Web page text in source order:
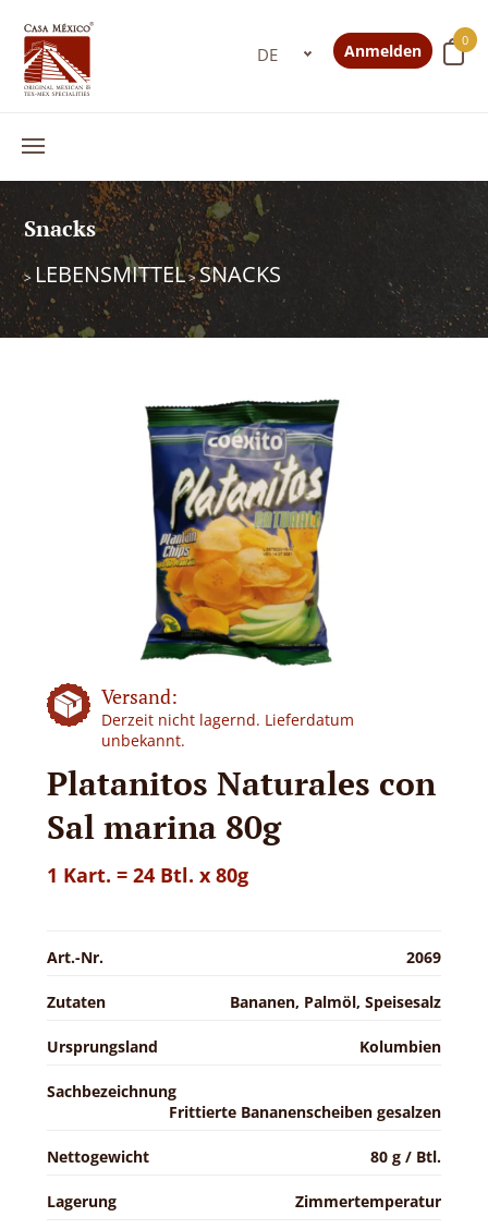
0
Anmelden
Snacks
> LEBENSMITTEL>SNACKS
Versand:
Derzeit nicht lagernd. Lieferdatum
unbekannt.
Platanitos Naturales con
Sal marina 80g
1 Kart. = 24 Btl. x 80g
Art.-Nr. 2069
Zutaten Bananen, Palmöl, Speisesalz
Ursprungsland Kolumbien
Sachbezeichnung
Frittierte Bananenscheiben gesalzen
Nettogewicht 80 g / Btl.
Lagerung Zimmertemperatur